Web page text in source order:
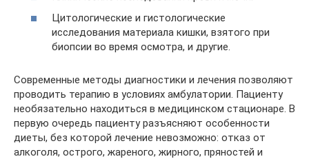
Цитологические и гистологические
исследования материала кишки, взятого при
биопсии во время осмотра, и другие.
Современные методы диагностики и лечения позволяют
проводить терапию в условиях амбулатории. Пациенту
необязательно находиться в медицинском стационаре. В
первую очередь пациенту разъясняют особенности
диеты, без которой лечение невозможно: отказ от
алкоголя, острого, жареного, жирного, пряностей и